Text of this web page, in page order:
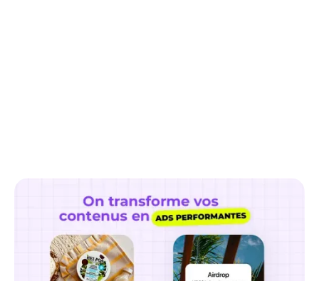
Suivi des performances
Nosdesigners graphiquessont formés
aux outils publicitaires afin de bien